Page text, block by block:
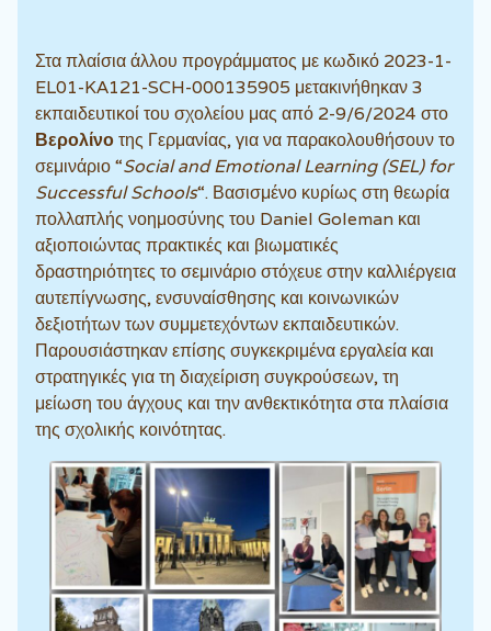
Στα πλαίσια άλλου προγράμματος με κωδικό 2023-1-
EL01-KA121-SCH-000135905 μετακινήθηκαν 3
εκπαιδευτικοί του σχολείου μας από 2-9/6/2024 στο
Βερολίνοτης Γερμανίας, για να παρακολουθήσουν το
σεμινάριο “Social and Emotional Learning (SEL) for
Successful Schools“. Βασισμένο κυρίως στη θεωρία
πολλαπλής νοημοσύνης του Daniel Goleman και
αξιοποιώντας πρακτικές και βιωματικές
δραστηριότητες το σεμινάριο στόχευε στην καλλιέργεια
αυτεπίγνωσης, ενσυναίσθησης και κοινωνικών
δεξιοτήτων των συμμετεχόντων εκπαιδευτικών.
Παρουσιάστηκαν επίσης συγκεκριμένα εργαλεία και
στρατηγικές για τη διαχείριση συγκρούσεων, τη
μείωση του άγχους και την ανθεκτικότητα στα πλαίσια
της σχολικής κοινότητας.